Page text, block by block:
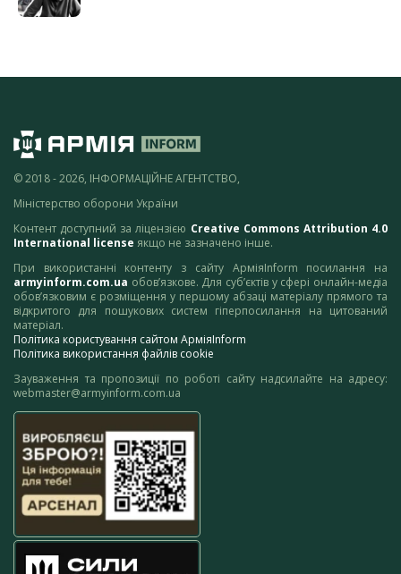
© 2018 - 2026, ІНФОРМАЦІЙНЕ АГЕНТСТВО,
Міністерство оборони України
Контент доступний за ліцензією Creative Commons Attribution 4.0
International license якщо не зазначено інше.
При використанні контенту з сайту АрміяInform посилання на
armyinform.com.ua обов’язкове. Для суб’єктів у сфері онлайн-медіа
обов’язковим є розміщення у першому абзаці матеріалу прямого та
відкритого для пошукових систем гіперпосилання на цитований
матеріал.
Політика користування сайтом АрміяInform
Політика використання файлів cookie
Зауваження та пропозиції по роботі сайту надсилайте на адресу:
webmaster@armyinform.com.ua